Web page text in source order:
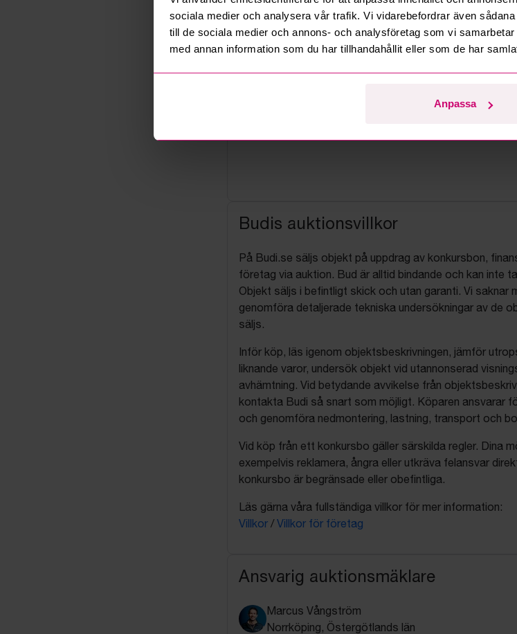
sociala medier och analysera vår trafik. Vi vidarebefordrar även
till de sociala medier och annons- och analysföretag som vi
med annan information som du har tillhandahållit eller som de har
Anpassa
Budis auktionsvillkor
På Budi.se säljs objekt på uppdrag av konkursbon,
företag via auktion. Bud är alltid bindande och kan inte
Objekt säljs i befintligt skick och utan garanti. Vi saknar
genomföra detaljerade tekniska undersökningar av de
säljs.
Inför köp, läs igenom objektsbeskrivningen, jämför
liknande varor, undersök objekt vid utannonserad
avhämtning. Vid betydande avvikelse från
kontakta Budi så snart som möjligt. Köparen ansvarar
och genomföra nedmontering, lastning, transport och
Vid köp från ett konkursbo gäller särskilda regler. Dina
exempelvis reklamera, ångra eller utkräva felansvar
konkursbo är begränsade eller obefintliga.
Läs gärna våra fullständiga villkor för mer information:
Villkor / Villkor för företag
Ansvarig auktionsmäklare
Marcus Vångström
Norrköping, Östergötlands län